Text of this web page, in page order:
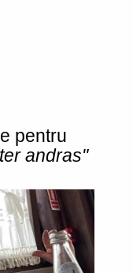
pentru
andras"